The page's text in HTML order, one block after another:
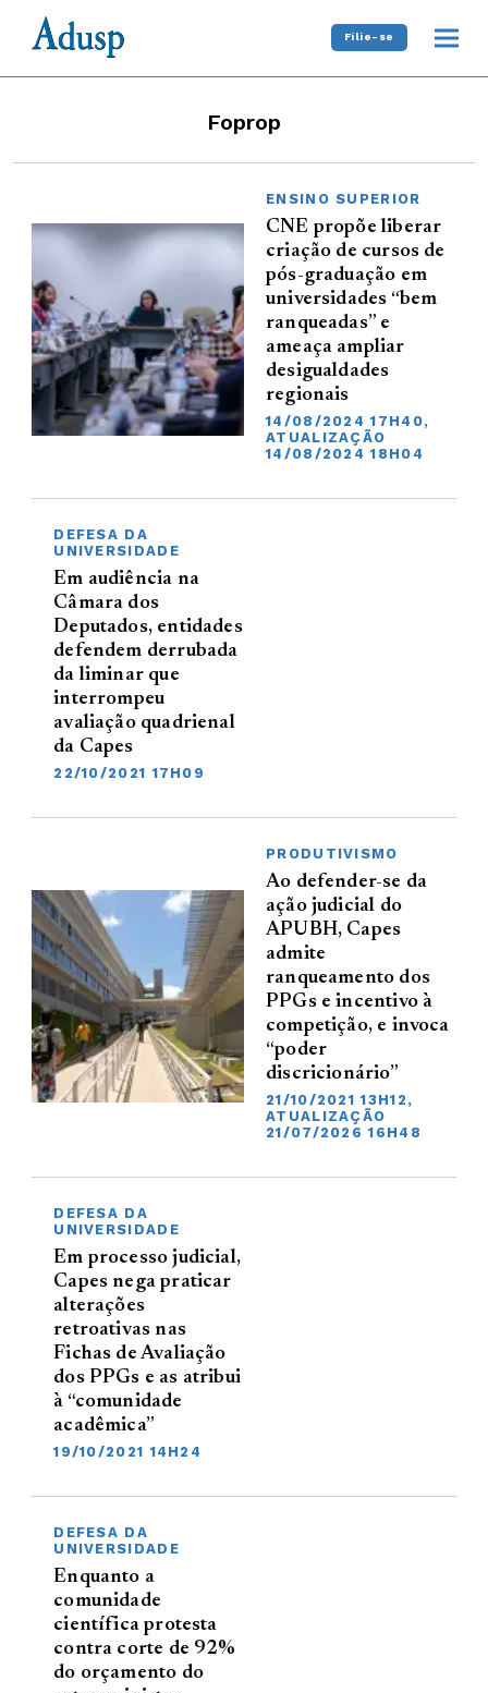
Filie-se
Foprop
ENSINO SUPERIOR
CNE propõe liberar
criação de cursos de
pós-graduação em
universidades “bem
ranqueadas” e
ameaça ampliar
desigualdades
regionais
14/08/2024 17H40,
ATUALIZAÇÃO
14/08/2024 18H04
DEFESA DA
UNIVERSIDADE
Em audiência na
Câmara dos
Deputados, entidades
defendem derrubada
da liminar que
interrompeu
avaliação quadrienal
da Capes
22/10/2021 17H09
PRODUTIVISMO
Ao defender-se da
ação judicial do
APUBH, Capes
admite
ranqueamento dos
PPGs e incentivo à
competição, e invoca
“poder
discricionário”
21/10/2021 13H12,
ATUALIZAÇÃO
21/07/2026 16H48
DEFESA DA
UNIVERSIDADE
Em processo judicial,
Capes nega praticar
alterações
retroativas nas
Fichas de Avaliação
dos PPGs e as atribui
à “comunidade
acadêmica”
19/10/2021 14H24
DEFESA DA
UNIVERSIDADE
Enquanto a
comunidade
científica protesta
contra corte de 92%
do orçamento do